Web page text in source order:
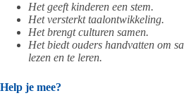
Het geeft kinderen een stem.
Het versterkt taalontwikkeling.
Het brengt culturen samen.
Het biedt ouders handvatten om
lezen en te leren.
Help je mee?